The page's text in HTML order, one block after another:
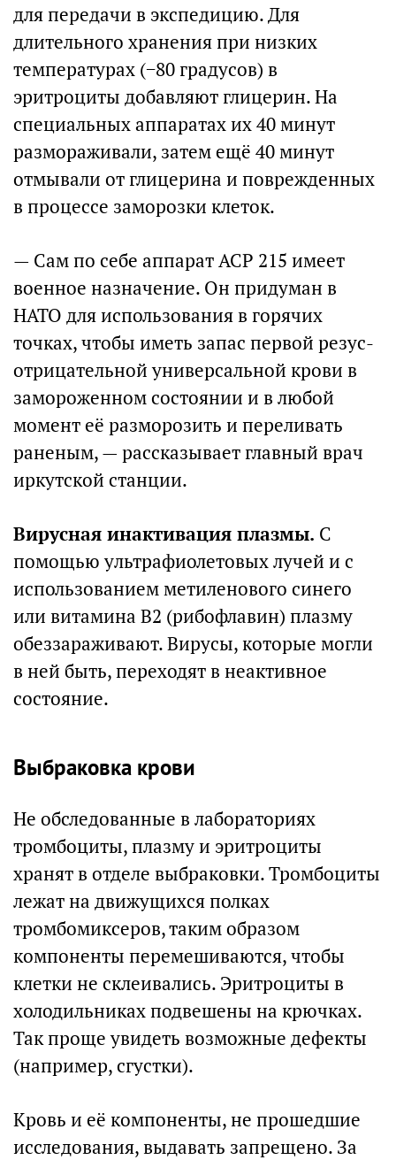
для передачи в экспедицию. Для
длительного хранения при низких
температурах (−80 градусов) в
эритроциты добавляют глицерин. На
специальных аппаратах их 40 минут
размораживали, затем ещё 40 минут
отмывали от глицерина и поврежденных
в процессе заморозки клеток.
— Сам по себе аппарат ACP 215 имеет
военное назначение. Он придуман в
НАТО для использования в горячих
точках, чтобы иметь запас первой резус-
отрицательной универсальной крови в
замороженном состоянии и в любой
момент её разморозить и переливать
раненым, — рассказывает главный врач
иркутской станции.
Вирусная инактивация плазмы. С
помощью ультрафиолетовых лучей и с
использованием метиленового синего
или витамина В2 (рибофлавин) плазму
обеззараживают. Вирусы, которые могли
в ней быть, переходят в неактивное
состояние.
Выбраковка крови
Не обследованные в лабораториях
тромбоциты, плазму и эритроциты
хранят в отделе выбраковки. Тромбоциты
лежат на движущихся полках
тромбомиксеров, таким образом
компоненты перемешиваются, чтобы
клетки не склеивались. Эритроциты в
холодильниках подвешены на крючках.
Так проще увидеть возможные дефекты
(например, сгустки).
Кровь и её компоненты, не прошедшие
исследования, выдавать запрещено. За